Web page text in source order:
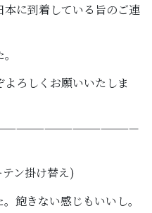
に到着している旨のご連
ろしくお願いいたしま
ン掛け替え)
飽きない感じもいいし。